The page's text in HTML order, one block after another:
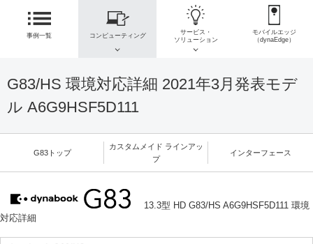
事例一覧 コンピューティング
サービス・
ソリューション
モバイルエッジ
（dynaEdge）
G83/HS 環境対応詳細 2021年3月発表モデ
ル A6G9HSF5D111
G83トップ
カスタムメイド ラインアッ
プ
インターフェース
13.3型 HD G83/HS A6G9HSF5D111 環境
対応詳細